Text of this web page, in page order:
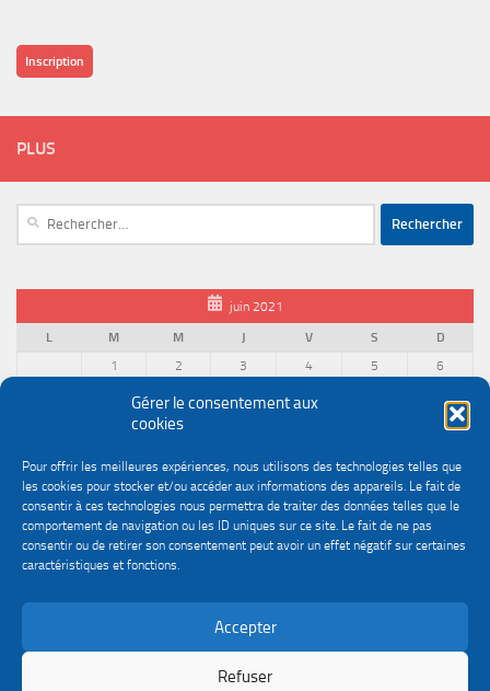
Gérer le consentement aux
cookies
Pour offrir les meilleures expériences, nous utilisons des technologies telles que
les cookies pour stocker et/ou accéder aux informations des appareils. Le fait de
consentir à ces technologies nous permettra de traiter des données telles que le
comportement de navigation ou les ID uniques sur ce site. Le fait de ne pas
consentir ou de retirer son consentement peut avoir un effet négatif sur certaines
caractéristiques et fonctions.
Accepter
Refuser
Inscription
PLUS
juin 2021
L
M M J V S
D
1
2 3 4 5
6
9
16
20
30
« Mai
Juil »
Politique de confidentialité